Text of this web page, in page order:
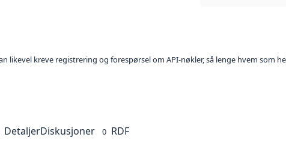
likevel kreve registrering og forespørsel om API-nøkler, så lenge hvem som
DetaljerDiskusjoner 0 RDF